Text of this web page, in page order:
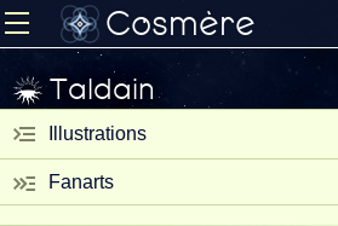
Cosmère
Taldain
Illustrations
Fanarts